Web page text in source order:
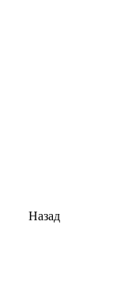
Назад